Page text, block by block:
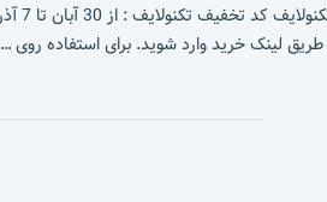
کد تخفیف تکنولایف : از 30 آبان تا 7 آذر هفته پرتخفیف تکنولایف را از دست نده!
لینک خرید وارد شوید. برای استفاده روی …